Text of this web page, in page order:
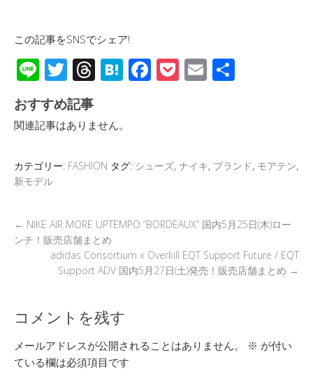
この記事をSNSでシェア!
Li
n
e
T
wi
tt
er
T
hr
e
a
d
H
at
a
F
ac
o
o
P
o
E
m
おすすめ記事
関連記事はありません。
カテゴリー: FASHION タグ: シューズ, ナイキ, ブランド, モアテン,
新モデル
← NIKE AIR MORE UPTEMPO “BORDEAUX” 国内5月25日(木)ロー
ンチ！販売店舗まとめ
adidas Consortium x Overkill EQT Support Future / EQT
Support ADV 国内5月27日(土)発売！販売店舗まとめ →
コメントを残す
メールアドレスが公開されることはありません。 ※ が付い
ている欄は必須項目です